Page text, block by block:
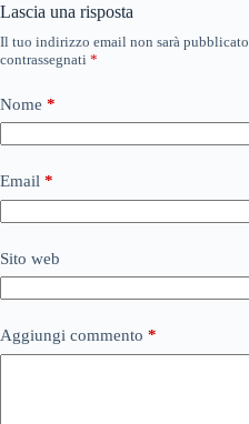
Lascia una risposta
Il tuo indirizzo email non sarà pubblicato.
contrassegnati *
Nome *
Email *
Sito web
Aggiungi commento *